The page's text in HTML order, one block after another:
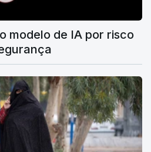
modelo de IA por risco